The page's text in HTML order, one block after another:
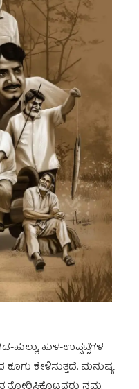
ಹುಲ್ಲು, ಹುಳ-ಉಪ್ಪಟ್ಟೆಗಳ
ಕೇಳಿಸುತ್ತದೆ. ಮನುಷ್ಯ